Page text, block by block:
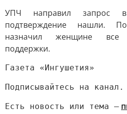
УПЧ направил
подтверждение нашли.
назначил женщине
поддержки.
Газета «Ингушетия»
Подписывайтесь на канал.
Есть новость или тема —